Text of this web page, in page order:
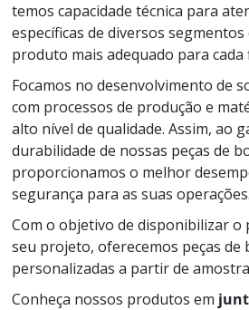
temos capacidade técnica para
específicas de diversos
produto mais adequado para cada
Focamos no desenvolvimento de
com processos de produção e
alto nível de qualidade. Assim, ao
durabilidade de nossas peças de
proporcionamos o melhor
segurança para as suas operações.
Com o objetivo de disponibilizar
seu projeto, oferecemos peças de
personalizadas a partir de
Conheça nossos produtos em